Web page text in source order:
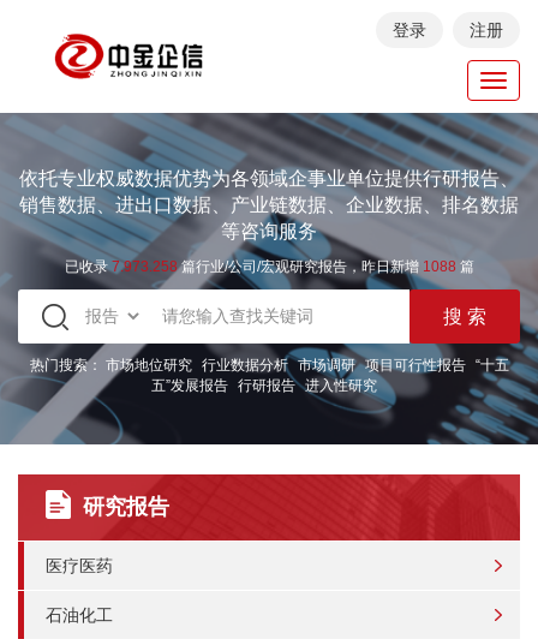
登录 注册
依托专业权威数据优势为各领域企事业单位提供行研报告、
销售数据、进出口数据、产业链数据、企业数据、排名数据
等咨询服务
已收录7.973.258篇行业/公司/宏观研究报告，昨日新增 1088 篇
热门搜索： 市场地位研究 行业数据分析 市场调研 项目可行性报告
“十五
五”发展报告 行研报告 进入性研究
研究报告
医疗医药
石油化工